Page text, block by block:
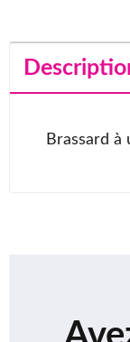
Brassard à